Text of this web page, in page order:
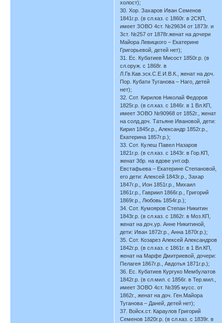
холост);
30. Хор. Захаров Иван Семенов
1841г.р. (в сл.каз. с 1860г. в 2СКП,
имеет ЗОВО 4ст. №29634 от 1873г. и
3ст. №257 от 1878г.женат на дочери
Майора Левицкого – Екатерине
Григорьевой, детей нет);
31. Ес. Кубатиев Мисост 1850г.р. (в
сл.оруж. с 1868г. в
Л.Гв.Кав.эск.С.Е.И.В.К., женат на доч.
Пор. Кубати Туганова – Наго, детей
нет);
32. Сот. Кирилов Николай Федоров
1825г.р. (в сл.каз. с 1846г. в 1 Вл.КП,
имеет ЗОВО №90968 от 1852г., женат
на солд.доч. Татьяне Ивановой, дети:
Кирил 1845г.р., Александр 1852г.р.,
Екатерина 1857г.р.);
33. Сот. Кулеш Павел Назаров
1821г.р. (в сл.каз. с 1843г. в Гор.КП,
женат 3бр. на вдове унт.оф.
Евстафьева – Екатерине Степановой,
его дети: Алексей 1843г.р., Захар
1847г.р., Ион 1851г.р., Михаил
1861г.р., Гавриил 1866г.р., Григорий
1869г.р., Любовь 1854г.р.);
34. Сот. Кумояров Степан Никитин
1843г.р. (в сл.каз. с 1862г. в Моз.КП,
женат на доч.ур. Анне Никитиной,
дети: Иван 1872г.р., Анна 1870г.р.);
35. Сот. Козарез Алексей Александров
1842г.р. (в сл.каз. с 1861г. в 1 Вл.КП,
женат на Марфе Дмитриевой, дочери:
Пелагея 1867г.р., Авдотья 1871г.р.);
36. Ес. Кубатиев Кургуко Мембулатов
1842г.р. (в сл.мил. с 1856г. в Тер.мил.,
имеет ЗОВО 4ст. №395 мусс. от
1862г., женат на доч. Ген.Майора
Туганова – Даней, детей нет);
37. Войск.ст. Караулов Григорий
Семенов 1820г.р. (в сл.каз. с 1839г. в